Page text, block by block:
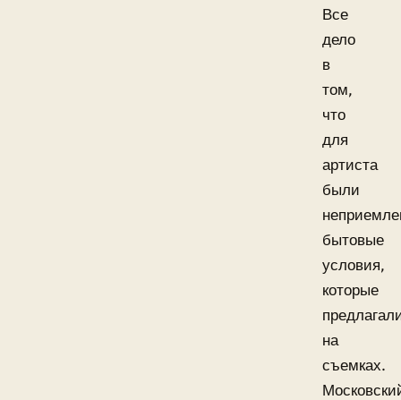
Все
дело
в
том,
что
для
артиста
были
бытовые
условия,
которые
на
съемках.